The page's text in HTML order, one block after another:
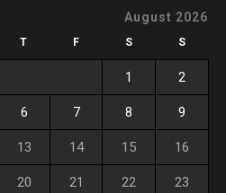
August 2026
T F S S
1 2
6 7 8 9
13 14 15 16
20 21 22 23